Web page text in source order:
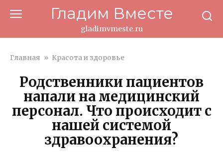
Гладим Вместе
gladimvmeste.ru
Главная » Красота и здоровье
Родственники пациентов
напали на медицинский
персонал. Что происходит с
нашей системой
здравоохранения?